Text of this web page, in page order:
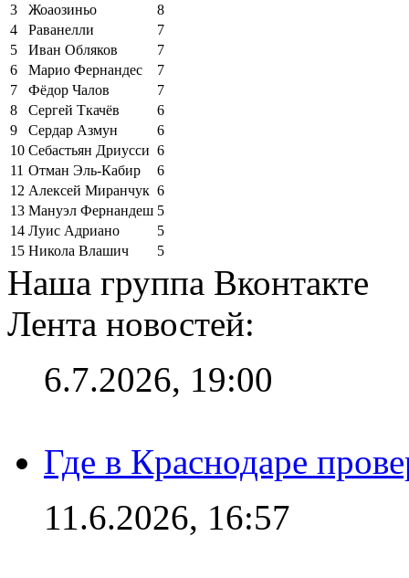
3
Жоаозиньо
8
4
Раванелли
7
5
Иван Обляков
7
6
Марио Фернандес
7
7
Фёдор Чалов
7
8
Сергей Ткачёв
6
9
Сердар Азмун
6
10 Себастьян Дриусси 6
11 Отман Эль-Кабир
6
12 Алексей Миранчук 6
13 Мануэл Фернандеш 5
14 Луис Адриано
5
15 Никола Влашич 5
Наша группа Вконтакте
Лента новостей:
6.7.2026, 19:00
Где в Краснодаре
11.6.2026, 16:57